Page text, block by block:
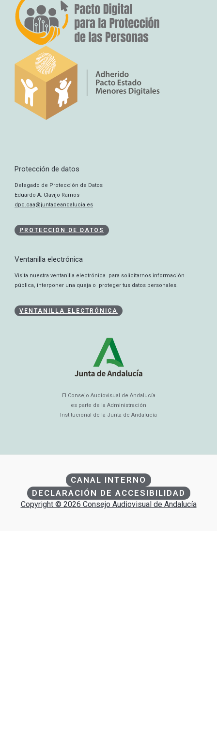
Protección de datos
Delegado de Protección de Datos
Eduardo A. Clavijo Ramos
dpd.caa@juntadeandalucia.es
PROTECCIÓN DE DATOS
Ventanilla electrónica
Visita nuestra ventanilla electrónica para solicitarnos información
pública, interponer una queja o proteger tus datos personales.
VENTANILLA ELECTRÓNICA
El Consejo Audiovisual de Andalucía
es parte de la Administración
Institucional de la Junta de Andalucía
CANAL INTERNO
DECLARACIÓN DE ACCESIBILIDAD
Copyright © 2026 Consejo Audiovisual de Andalucía